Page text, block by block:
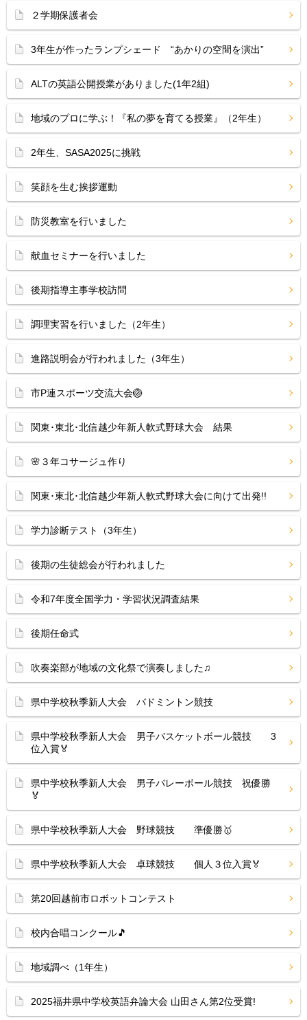
２学期保護者会
3年生が作ったランプシェード “あかりの空間を演出”
ALTの英語公開授業がありました(1年2組)
地域のプロに学ぶ！『私の夢を育てる授業』（2年生）
2年生、SASA2025に挑戦
笑顔を生む挨拶運動
防災教室を行いました
献血セミナーを行いました
後期指導主事学校訪問
調理実習を行いました（2年生）
進路説明会が行われました（3年生）
市P連スポーツ交流大会🏐
関東･東北･北信越少年新人軟式野球大会 結果
🌸３年コサージュ作り
関東･東北･北信越少年新人軟式野球大会に向けて出発!!
学力診断テスト（3年生）
後期の生徒総会が行われました
令和7年度全国学力・学習状況調査結果
後期任命式
吹奏楽部が地域の文化祭で演奏しました♫
県中学校秋季新人大会 バドミントン競技
県中学校秋季新人大会 男子バスケットボール競技 3
位入賞🏅
県中学校秋季新人大会 男子バレーボール競技 祝優勝
🏅
県中学校秋季新人大会 野球競技 準優勝🥇
県中学校秋季新人大会 卓球競技 個人３位入賞🏅
第20回越前市ロボットコンテスト
校内合唱コンクール🎵
地域調べ（1年生）
2025福井県中学校英語弁論大会 山田さん第2位受賞!